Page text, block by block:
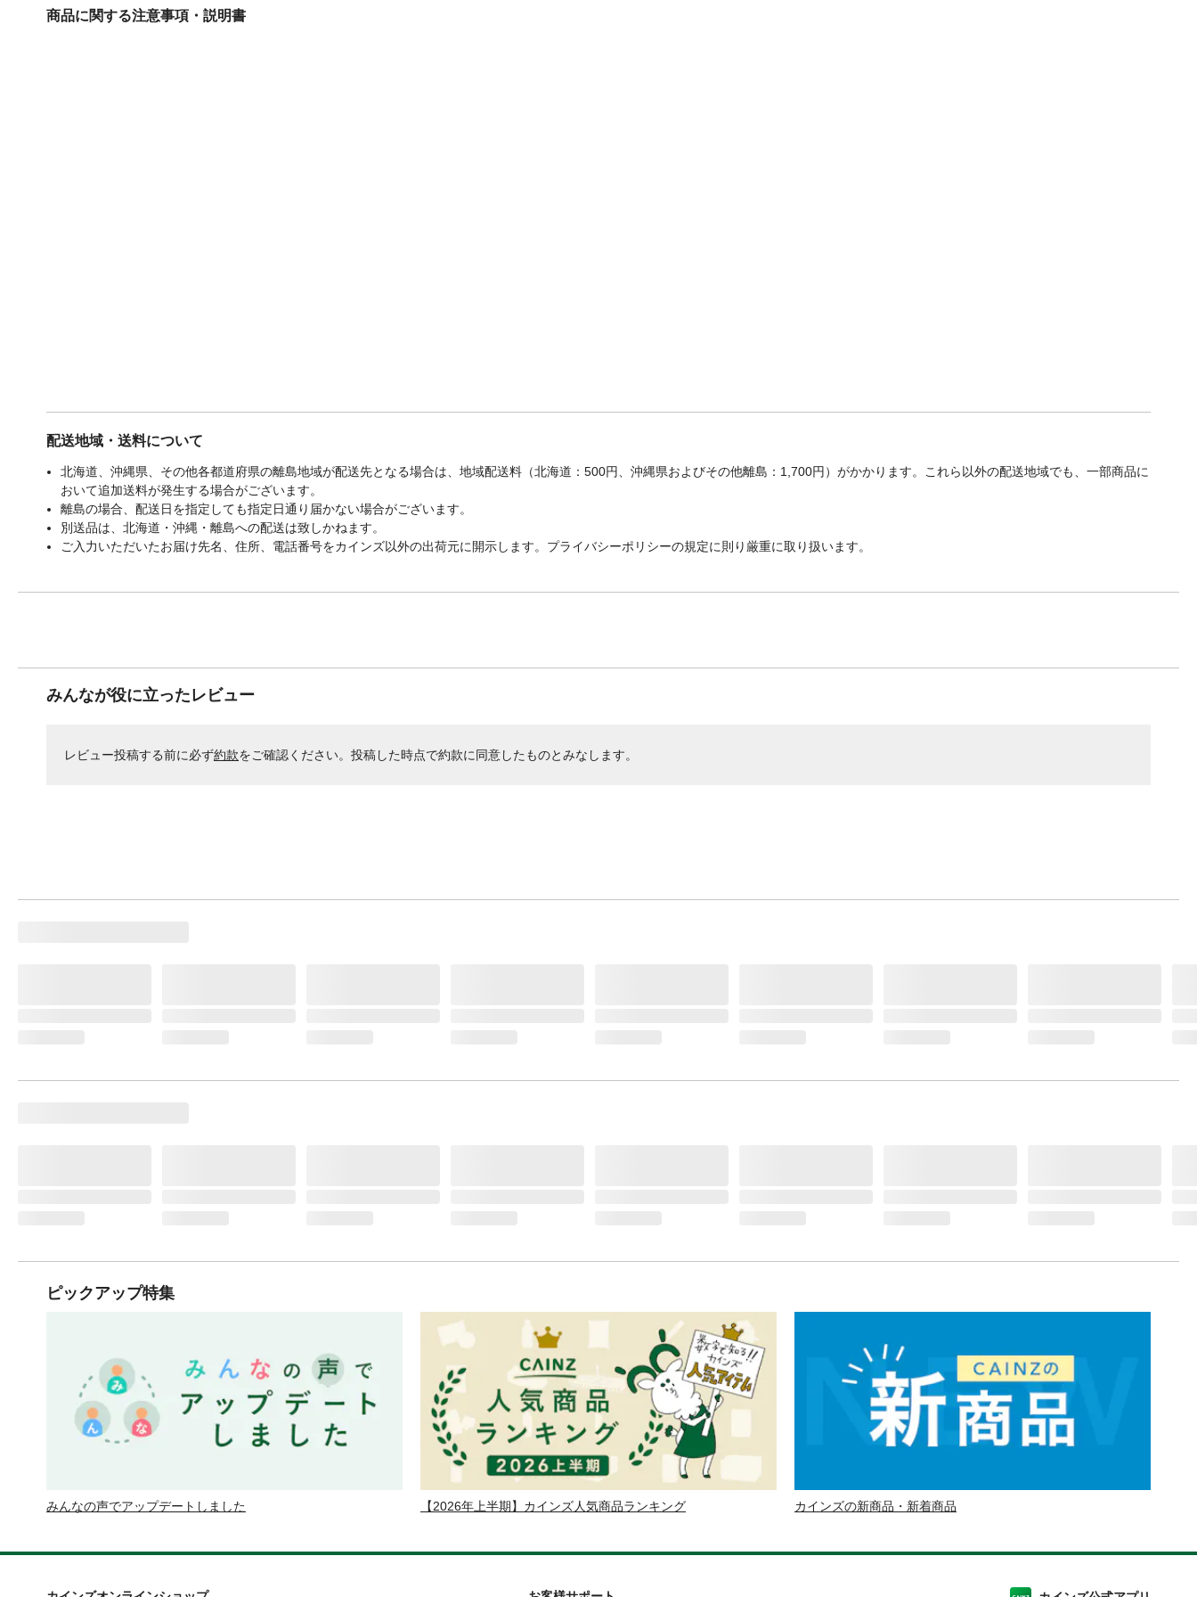
商品に関する注意事項・説明書
配送地域・送料について
北海道、沖縄県、その他各都道府県の離島地域が配送先となる場合は、地域配送料（北海道：500円、沖縄県およびその他離島：1,700円）がかかります。これら以外の配送地域でも、一部商品に
おいて追加送料が発生する場合がございます。
離島の場合、配送日を指定しても指定日通り届かない場合がございます。
別送品は、北海道・沖縄・離島への配送は致しかねます。
ご入力いただいたお届け先名、住所、電話番号をカインズ以外の出荷元に開示します。プライバシーポリシーの規定に則り厳重に取り扱います。
みんなが役に立ったレビュー
レビュー投稿する前に必ず約款をご確認ください。投稿した時点で約款に同意したものとみなします。
ピックアップ特集
みんなの声でアップデートしました 【2026年上半期】カインズ人気商品ランキング カインズの新商品・新着商品